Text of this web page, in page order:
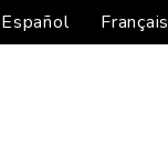
Español Français